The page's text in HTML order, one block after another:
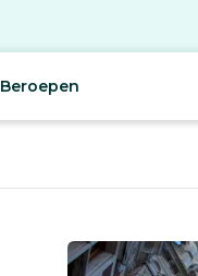
Beroepen